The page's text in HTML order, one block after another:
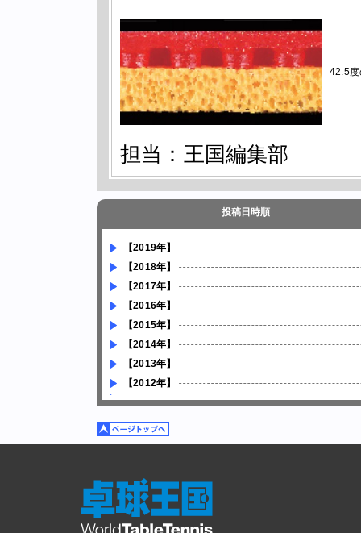
42.5度
担当：王国編集部
投稿日時順
【2019年】
【2018年】
【2017年】
【2016年】
【2015年】
【2014年】
【2013年】
【2012年】